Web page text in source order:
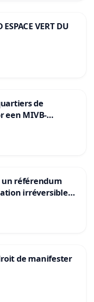
VERT DU
de
een MIVB-
en Het
un référendum
irréversible
de manifester